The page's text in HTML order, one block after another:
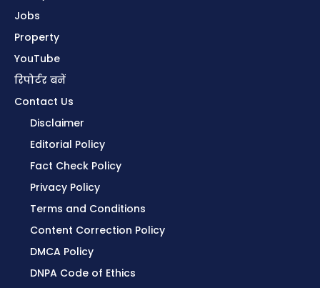
Jobs
Property
YouTube
रिपोर्टर बनें
Contact Us
Disclaimer
Editorial Policy
Fact Check Policy
Privacy Policy
Terms and Conditions
Content Correction Policy
DMCA Policy
DNPA Code of Ethics